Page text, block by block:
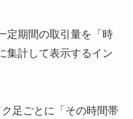
定期間の取引量を「時
集計して表示するイン
足ごとに「その時間帯